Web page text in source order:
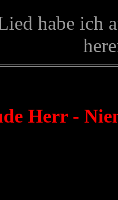
habe ich
Herr -